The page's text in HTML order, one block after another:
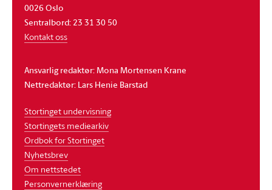
0026 Oslo
Sentralbord: 23 31 30 50
Kontakt oss
Ansvarlig redaktør: Mona Mortensen Krane
Nettredaktør: Lars Henie Barstad
Stortinget undervisning
Stortingets mediearkiv
Ordbok for Stortinget
Nyhetsbrev
Om nettstedet
Personvernerklæring